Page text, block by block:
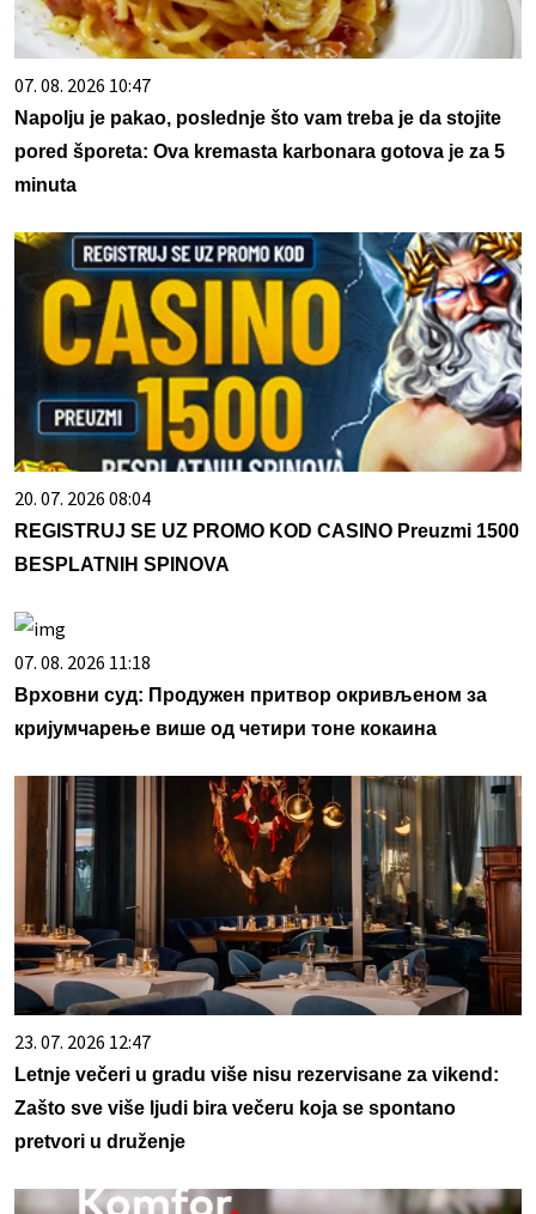
07. 08. 2026 10:47
Napolju je pakao, poslednje što vam treba je da stojite
pored šporeta: Ova kremasta karbonara gotova je za 5
minuta
20. 07. 2026 08:04
REGISTRUJ SE UZ PROMO KOD CASINO Preuzmi 1500
BESPLATNIH SPINOVA
07. 08. 2026 11:18
Врховни суд: Продужен притвор окривљеном за
кријумчарење више од четири тоне кокаина
23. 07. 2026 12:47
Letnje večeri u gradu više nisu rezervisane za vikend:
Zašto sve više ljudi bira večeru koja se spontano
pretvori u druženje